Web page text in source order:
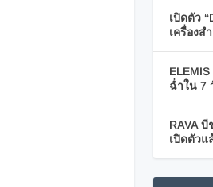
เปิดตัว
เครื่องส
ฉ่ำใน 7
RAVA
เปิดตัวแ